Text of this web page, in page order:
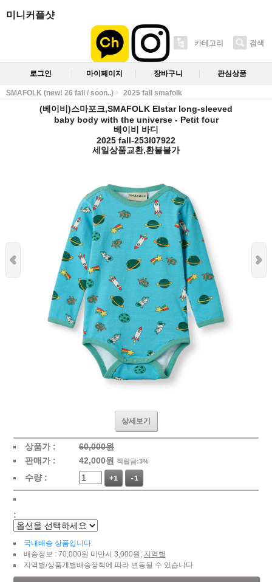
미니커플샷
카테고리 검색
로그인 마이페이지 장바구니 관심상품
SMAFOLK (new! 26 fall / soon..) 2025 fall smafolk
(베이비)스마포크,SMAFOLK Elstar long-sleeved
baby body with the universe - Petit four
베이비 바디
2025 fall-253I07922
세일상품교환,환불불가
상세보기
상품가 :
60,000원
판매가 :
42,000원 적립금:3%
수량 : +1 -1
:
국내배송 상품입니다.
배송정보 : 70,000원 미만시 3,000원, 지역별
지역별/상품개별배송정책에 따라 변동될 수 있습니다